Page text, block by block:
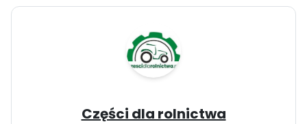
Części dla rolnictwa